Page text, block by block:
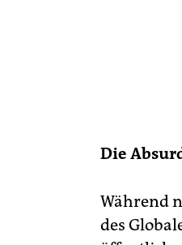
Die
Während
des